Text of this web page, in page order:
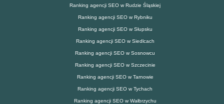
Ranking agencji SEO w Rudzie Śląskiej
Ranking agencji SEO w Rybniku
Ranking agencji SEO w Słupsku
Ranking agencji SEO w Siedlcach
Ranking agencji SEO w Sosnowcu
Ranking agencji SEO w Szczecinie
Ranking agencji SEO w Tarnowie
Ranking agencji SEO w Tychach
Ranking agencji SEO w Wałbrzychu